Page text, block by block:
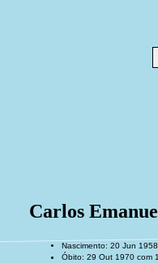
Carlos
Nascimento: 20 Jun
Óbito: 29 Out 1970 com